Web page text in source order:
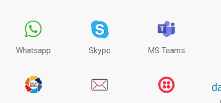
Whatsapp Skype MS Teams